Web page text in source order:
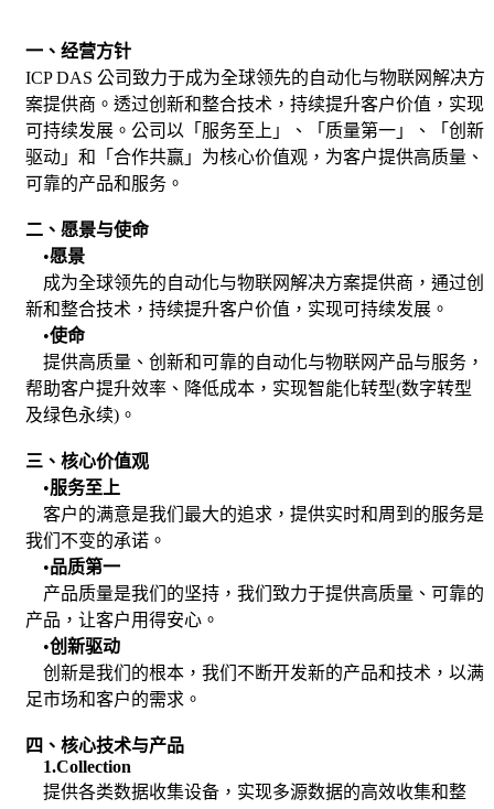
一、经营方针
ICP DAS 公司致力于成为全球领先的自动化与物联网解决方
案提供商。透过创新和整合技术，持续提升客户价值，实现
可持续发展。公司以「服务至上」、「质量第一」、「创新
驱动」和「合作共赢」为核心价值观，为客户提供高质量、
可靠的产品和服务。
二、愿景与使命
•愿景
成为全球领先的自动化与物联网解决方案提供商，通过创
新和整合技术，持续提升客户价值，实现可持续发展。
•使命
提供高质量、创新和可靠的自动化与物联网产品与服务，
帮助客户提升效率、降低成本，实现智能化转型(数字转型
及绿色永续)。
三、核心价值观
•服务至上
客户的满意是我们最大的追求，提供实时和周到的服务是
我们不变的承诺。
•品质第一
产品质量是我们的坚持，我们致力于提供高质量、可靠的
产品，让客户用得安心。
•创新驱动
创新是我们的根本，我们不断开发新的产品和技术，以满
足市场和客户的需求。
四、核心技术与产品
1.Collection
提供各类数据收集设备，实现多源数据的高效收集和整